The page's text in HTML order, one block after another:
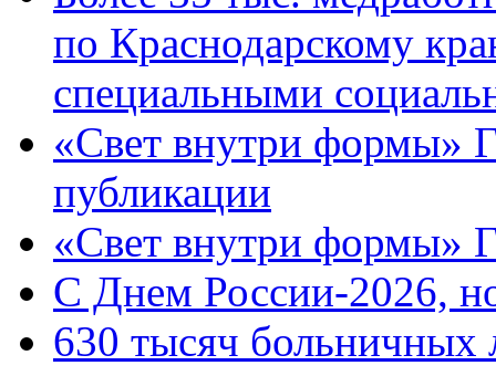
по Краснодарскому
специальными
«Свет внутри формы»
публикации
«Свет внутри формы»
C Днем России-2026,
630 тысяч больничных